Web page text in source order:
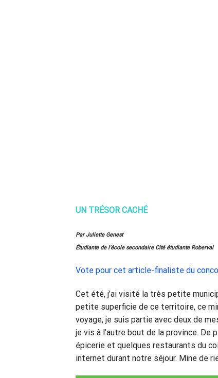
UN TRÉSOR CACHÉ
Par Juliette Genest
Étudiante de l’école secondaire Cité étudiante Roberval
Vote pour cet article-finaliste du
Cet été, j’ai visité la très petite
petite superficie de ce territoire, ce
voyage, je suis partie avec deux de
je vis à l’autre bout de la province. De
épicerie et quelques restaurants du
internet durant notre séjour. Mine de